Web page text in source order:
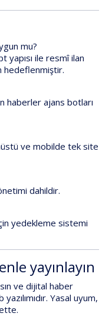
mu?
yapısı ile resmî ilan
hedeflenmiştir.
haberler ajans botları
ve mobilde tek site
dahildir.
yedekleme sistemi
yayınlayın
ve dijital haber
dır. Yasal uyum,